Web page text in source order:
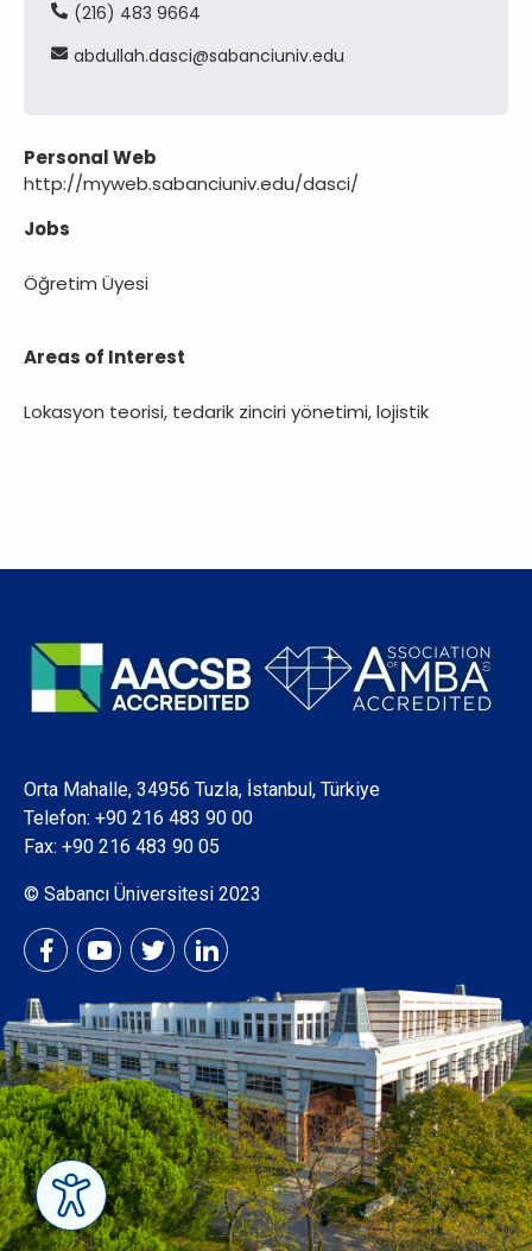
(216) 483 9664
abdullah dasci sabanciunivedu
Personal Web
http://myweb.sabanciuniv.edu/dasci/
Jobs
Öğretim Üyesi
Areas of Interest
Lokasyon teorisi, tedarik zinciri yönetimi, lojistik
Orta Mahalle, 34956 Tuzla, İstanbul, Türkiye
Telefon: +90 216 483 90 00
Fax: +90 216 483 90 05
© Sabancı Üniversitesi 2023